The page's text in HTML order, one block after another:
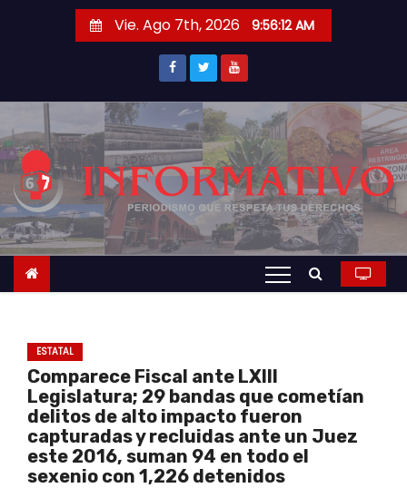
r
a
c
o
t
Vie. Ago 7th, 2026 9:56:13 AM
ESTATAL
Comparece Fiscal ante LXIII
Legislatura; 29 bandas que cometían
delitos de alto impacto fueron
capturadas y recluidas ante un Juez
este 2016, suman 94 en todo el
sexenio con 1,226 detenidos